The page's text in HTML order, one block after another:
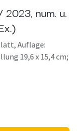
num. u.
Auflage:
19,6 x 15,4 cm;